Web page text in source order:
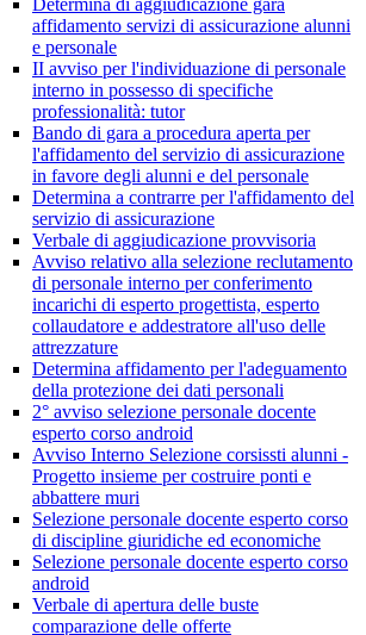
Determina di aggiudicazione gara
affidamento servizi di assicurazione alunni
e personale
II avviso per l'individuazione di personale
interno in possesso di specifiche
professionalità: tutor
Bando di gara a procedura aperta per
l'affidamento del servizio di assicurazione
in favore degli alunni e del personale
Determina a contrarre per l'affidamento del
servizio di assicurazione
Verbale di aggiudicazione provvisoria
Avviso relativo alla selezione reclutamento
di personale interno per conferimento
incarichi di esperto progettista, esperto
collaudatore e addestratore all'uso delle
attrezzature
Determina affidamento per l'adeguamento
della protezione dei dati personali
2° avviso selezione personale docente
esperto corso android
Avviso Interno Selezione corsissti alunni -
Progetto insieme per costruire ponti e
abbattere muri
Selezione personale docente esperto corso
di discipline giuridiche ed economiche
Selezione personale docente esperto corso
android
Verbale di apertura delle buste
comparazione delle offerte